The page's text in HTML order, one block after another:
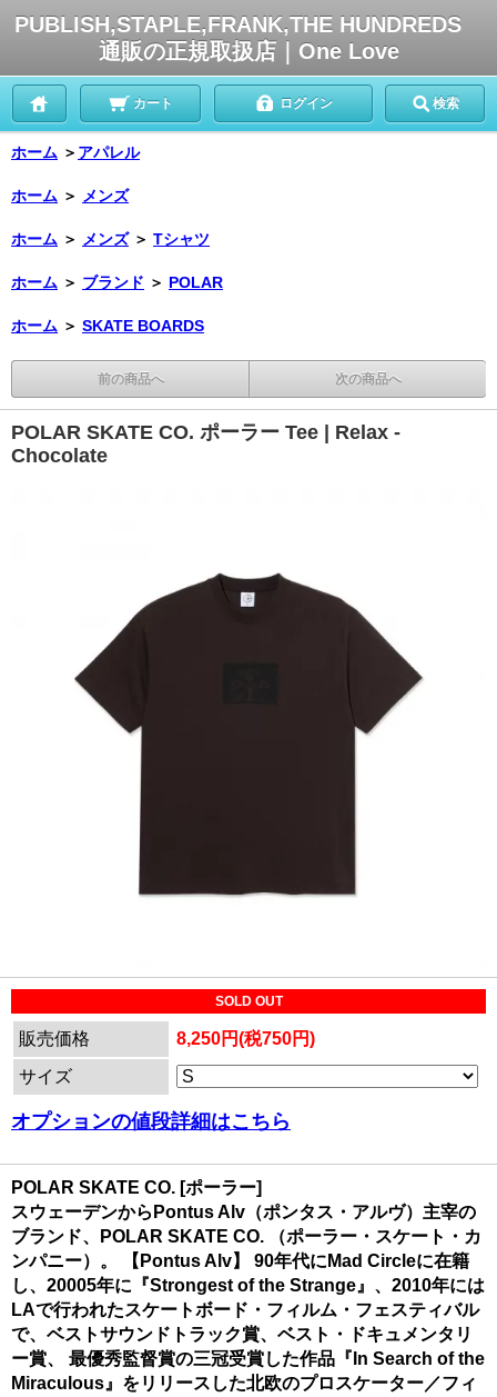
PUBLISH,STAPLE,FRANK,THE HUNDREDS
通販の正規取扱店｜One Love
カート ログイン 検索
ホーム ＞ アパレル
ホーム ＞ メンズ
ホーム ＞ メンズ ＞ Tシャツ
ホーム ＞ ブランド ＞ POLAR
ホーム ＞ SKATE BOARDS
前の商品へ 次の商品へ
POLAR SKATE CO. ポーラー Tee | Relax -
Chocolate
SOLD OUT
販売価格
8,250円(税750円)
サイズ
オプションの値段詳細はこちら
POLAR SKATE CO. [ポーラー]
スウェーデンからPontus Alv（ポンタス・アルヴ）主宰の
ブランド、POLAR SKATE CO. （ポーラー・スケート・カ
ンパニー）。 【Pontus Alv】 90年代にMad Circleに在籍
し、20005年に『Strongest of the Strange』、2010年には
LAで行われたスケートボード・フィルム・フェスティバル
で、ベストサウンドトラック賞、ベスト・ドキュメンタリ
ー賞、 最優秀監督賞の三冠受賞した作品『In Search of the
Miraculous』をリリースした北欧のプロスケーター／フィ